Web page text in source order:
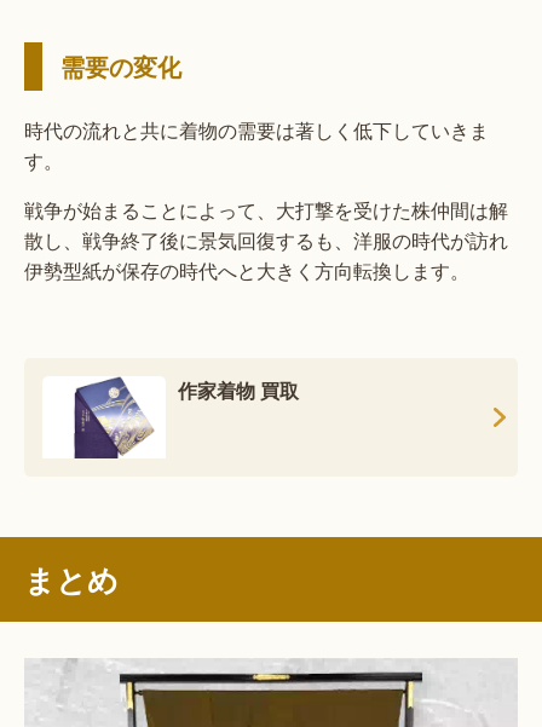
需要の変化
時代の流れと共に着物の需要は著しく低下していきま
す。
戦争が始まることによって、大打撃を受けた株仲間は解
散し、戦争終了後に景気回復するも、洋服の時代が訪れ
伊勢型紙が保存の時代へと大きく方向転換します。
作家着物 買取
まとめ